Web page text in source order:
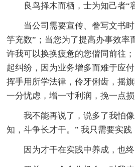
良鸟择木而栖，士为知己者“
当公司需要宣传、誊写文书
竽充数”；当您为了提高办事效率
许我可以换换疲惫的您偕同前往
起纠纷，因为业务增多而难于应
挥手用所学法律，伶牙俐齿，摇
一分忧虑，增一寸利润，挽一点损
我不能再说了，说多了我怕
知，斗争长才干。” 我只需要实践
因为才干在实践中养成，也